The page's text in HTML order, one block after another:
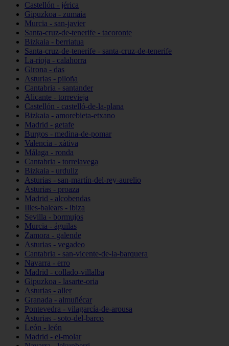
Castellón - jérica
Gipuzkoa - zumaia
Murcia - san-javier
Santa-cruz-de-tenerife - tacoronte
Bizkaia - berriatua
Santa-cruz-de-tenerife - santa-cruz-de-tenerife
La-rioja - calahorra
Girona - das
Asturias - piloña
Cantabria - santander
Alicante - torrevieja
Castellón - castelló-de-la-plana
Bizkaia - amorebieta-etxano
Madrid - getafe
Burgos - medina-de-pomar
Valencia - xàtiva
Málaga - ronda
Cantabria - torrelavega
Bizkaia - urduliz
Asturias - san-martín-del-rey-aurelio
Asturias - proaza
Madrid - alcobendas
Illes-balears - ibiza
Sevilla - bormujos
Murcia - águilas
Zamora - galende
Asturias - vegadeo
Cantabria - san-vicente-de-la-barquera
Navarra - erro
Madrid - collado-villalba
Gipuzkoa - lasarte-oria
Asturias - aller
Granada - almuñécar
Pontevedra - vilagarcía-de-arousa
Asturias - soto-del-barco
León - león
Madrid - el-molar